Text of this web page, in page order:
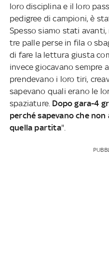
loro disciplina e il loro
pedigree di campioni, è
Spesso siamo stati
tre palle perse in fila o
di fare la lettura giusta
invece giocavano sempre
prendevano i loro tiri,
sapevano quali erano le
spaziature. Dopo gara-4
perché sapevano che
quella partita".